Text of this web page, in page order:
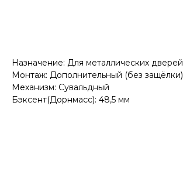
Назначение: Для металлических дверей
Монтаж: Дополнительный (без защёлки)
Механизм: Сувальдный
Бэксент(Дорнмасс): 48,5 мм